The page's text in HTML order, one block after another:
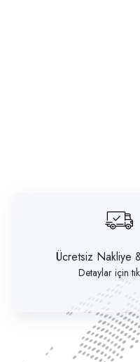
Ücretsiz Nakliye
Detaylar için